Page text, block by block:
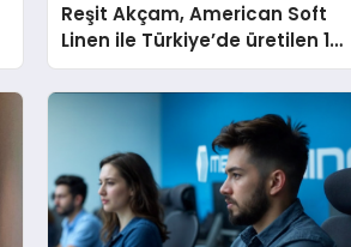
Reşit Akçam, American Soft
Linen ile Türkiye’de üretilen 10
milyon havluyu her yıl
Amerikalı tüketicilerle